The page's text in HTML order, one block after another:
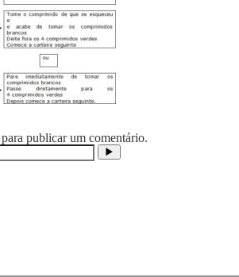
para publicar um comentário.